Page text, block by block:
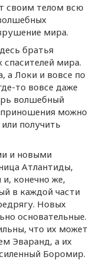
своим телом всю
мира.
братья
мира.
а Локи и вовсе по
то вовсе даже
волшебный
приношения можно
получить
и новыми
Атлантиды,
конечно же,
в каждой части
Новых
основательные.
что их может
Эваранд, а их
Боромир.